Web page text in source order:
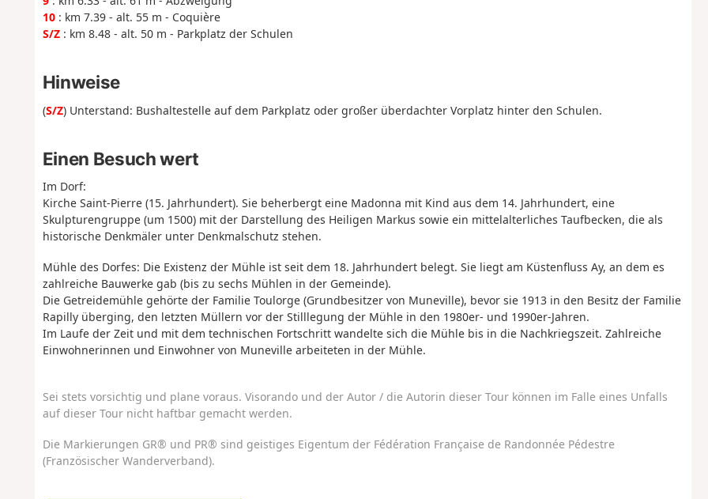
10: km 7.39 - alt. 55 m - Coquière
S/Z: km 8.48 - alt. 50 m - Parkplatz der Schulen
Hinweise
(S/Z) Unterstand: Bushaltestelle auf dem Parkplatz oder großer überdachter Vorplatz hinter den Schulen.
Einen Besuch wert
Im Dorf:
Kirche Saint-Pierre (15. Jahrhundert). Sie beherbergt eine Madonna mit Kind aus dem 14. Jahrhundert, eine
Skulpturengruppe (um 1500) mit der Darstellung des Heiligen Markus sowie ein mittelalterliches Taufbecken, die als
historische Denkmäler unter Denkmalschutz stehen.
Mühle des Dorfes: Die Existenz der Mühle ist seit dem 18. Jahrhundert belegt. Sie liegt am Küstenfluss Ay, an dem es
zahlreiche Bauwerke gab (bis zu sechs Mühlen in der Gemeinde).
Die Getreidemühle gehörte der Familie Toulorge (Grundbesitzer von Muneville), bevor sie 1913 in den Besitz der Familie
Rapilly überging, den letzten Müllern vor der Stilllegung der Mühle in den 1980er- und 1990er-Jahren.
Im Laufe der Zeit und mit dem technischen Fortschritt wandelte sich die Mühle bis in die Nachkriegszeit. Zahlreiche
Einwohnerinnen und Einwohner von Muneville arbeiteten in der Mühle.
Sei stets vorsichtig und plane voraus. Visorando und der Autor / die Autorin dieser Tour können im Falle eines Unfalls
auf dieser Tour nicht haftbar gemacht werden.
Die Markierungen GR® und PR® sind geistiges Eigentum der Fédération Française de Randonnée Pédestre
(Französischer Wanderverband).